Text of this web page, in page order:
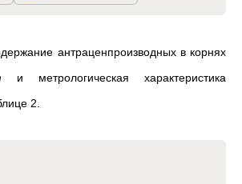
антраценпроизводных в корнях
и метрологическая характеристика
2.